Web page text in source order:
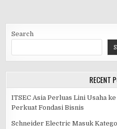
Search
RECENT
ITSEC Asia Perluas Lini Usaha
Perkuat Fondasi Bisnis
Schneider Electric Masuk